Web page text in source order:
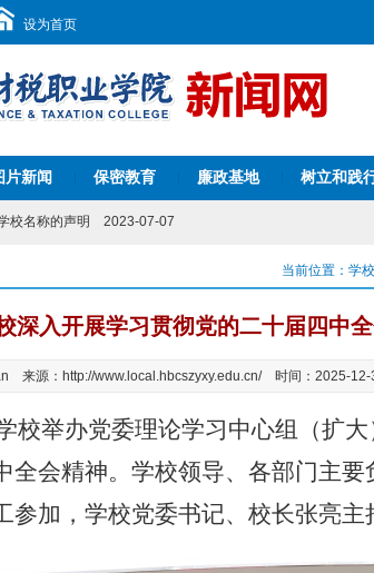
设为首页
片新闻 保密教育 廉政基地 树立和践
节放假的通知 2026-03-23
学校‘十五五’建言献策”意见征集活动的通知2025-11-18
访渠道的公告2025-09-08
院2024-2029年校历表2025-06-17
业院校技能大赛教师教学能力比赛湖北财税职业学院参赛队
校名称的声明
2023-07-07
放假安排的通知2021-07-05
节放假的通知
2026-03-23
学校‘十五五’建言献策”意见征集活动的通知2025-11-18
访渠道的公告2025-09-08
业院校技能大赛教师教学能力比赛湖北财税职业学院参赛队
校名称的声明2023-07-07
节放假的通知2022-05-23
放假安排的通知2021-07-05
当前位置： 学
深入开展学习贯彻党的二十届四中
来源：http://www.local.hbcszyxy.edu.cn/ 时间：2025-
校举办党委理论学习中心组（扩
全会精神。学校领导、各部门主
参加，学校党委书记、校长张亮主